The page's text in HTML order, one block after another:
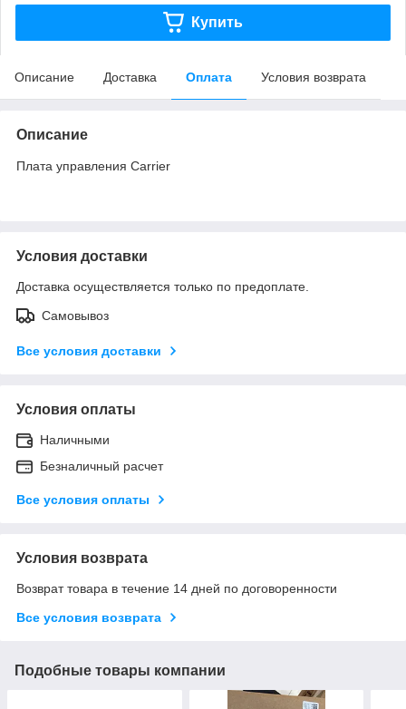
Купить
Описание Доставка Оплата Условия возврата
Описание
Плата управления Carrier
Условия доставки
Доставка осуществляется только по предоплате.
Самовывоз
Все условия доставки
Условия оплаты
Наличными
Безналичный расчет
Все условия оплаты
Условия возврата
Возврат товара в течение 14 дней по договоренности
Все условия возврата
Подобные товары компании